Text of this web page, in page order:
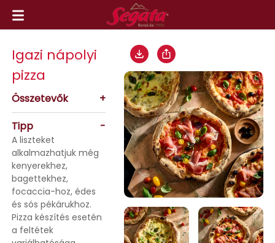
Igazi nápolyi
pizza
Összetevők
+
Tipp
-
A liszteket
alkalmazhatjuk még
kenyerekhez,
bagettekhez,
focaccia-hoz, édes
és sós pékárukhoz.
Pizza készítés esetén
a feltétek